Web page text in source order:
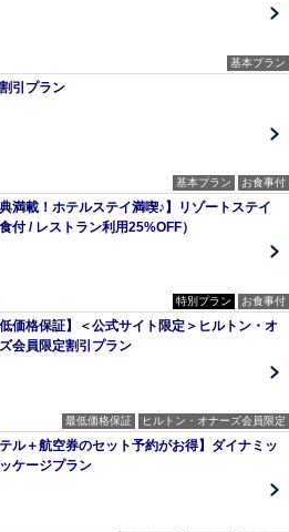
基本プラン
引プラン
基本プラン お食事付
典満載！ホテルステイ満喫♪】リゾートステイ
食付 / レストラン利用25%OFF）
特別プラン お食事付
低価格保証】＜公式サイト限定＞ヒルトン・オ
会員限定割引プラン
最低価格保証 ヒルトン・オナーズ会員限定
テル＋航空券のセット予約がお得】ダイナミッ
ケージプラン